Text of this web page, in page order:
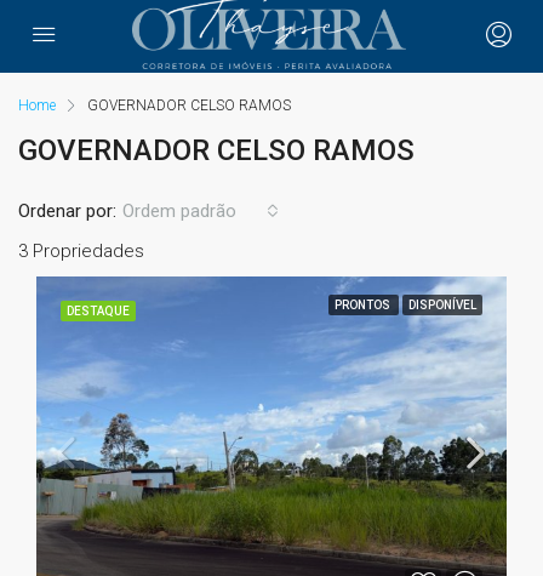
Home GOVERNADOR CELSO RAMOS
GOVERNADOR CELSO RAMOS
3 Propriedades
Ordenar por: Ordem padrão
DESTAQUE PRONTOS DISPONÍVEL